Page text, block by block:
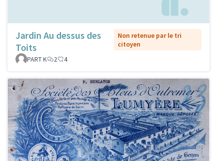
Jardin Au dessus des
Toits
Non retenue par le tri
citoyen
PART K
2 4